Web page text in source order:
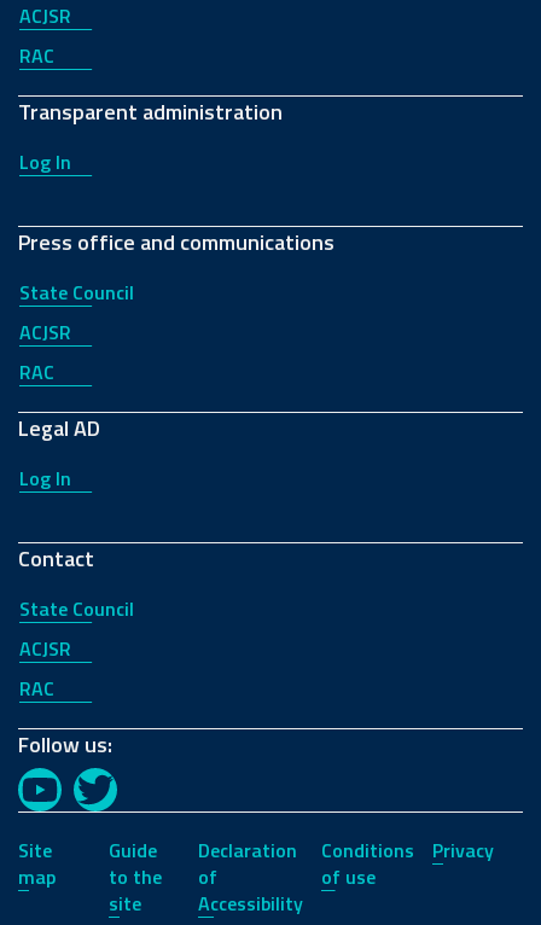
ACJSR
RAC
Transparent administration
Log In
Press office and communications
State Council
ACJSR
RAC
Legal AD
Log In
Contact
State Council
ACJSR
RAC
Follow us:
YouTubeTwitter
Site
map
Guide
to the
site
Declaration
of
Accessibility
Conditions
of use
Privacy